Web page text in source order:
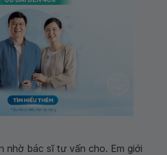
nhờ bác sĩ tư vấn cho. Em giới